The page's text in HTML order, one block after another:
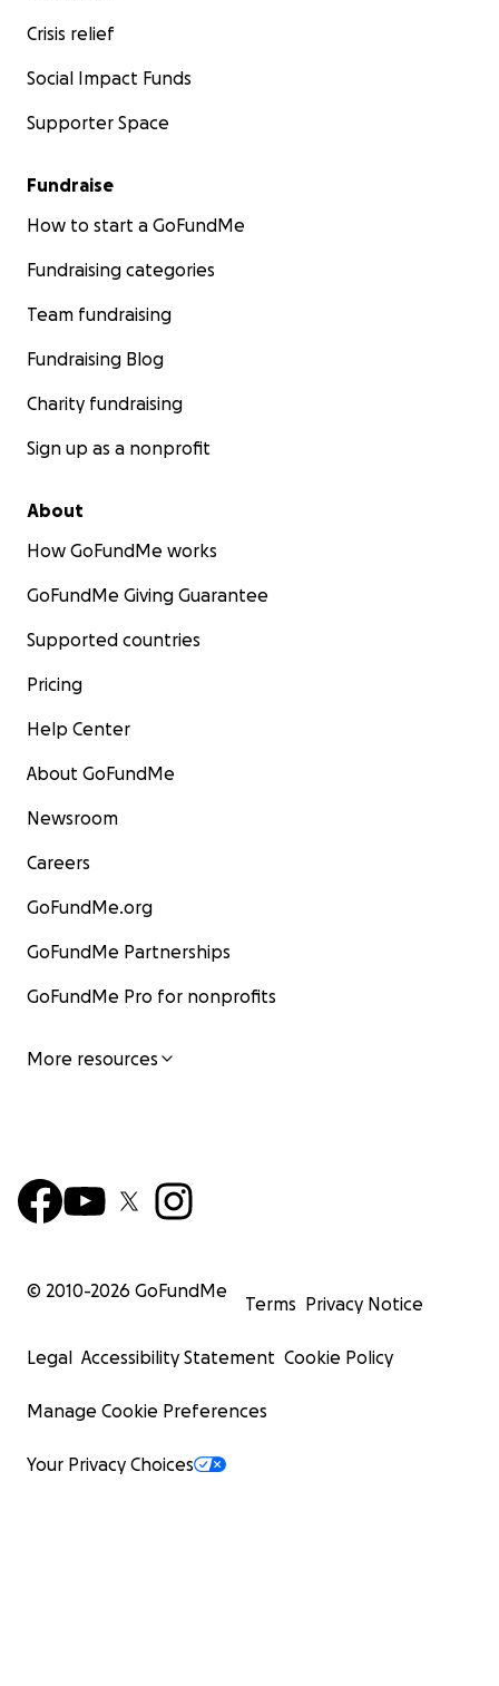
Crisis relief
Social Impact Funds
Supporter Space
Fundraise
How to start a GoFundMe
Fundraising categories
Team fundraising
Fundraising Blog
Charity fundraising
Sign up as a nonprofit
About
How GoFundMe works
GoFundMe Giving Guarantee
Supported countries
Pricing
Help Center
About GoFundMe
Newsroom
Careers
GoFundMe.org
GoFundMe Partnerships
GoFundMe Pro for nonprofits
More resources
© 2010-2026 GoFundMe
Terms Privacy Notice
Legal Accessibility Statement Cookie Policy
Manage Cookie Preferences
Your Privacy Choices